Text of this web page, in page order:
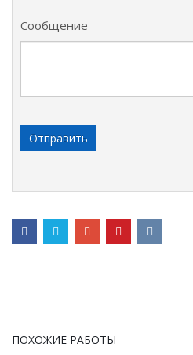
Сообщение
ПОХОЖИЕ РАБОТЫ